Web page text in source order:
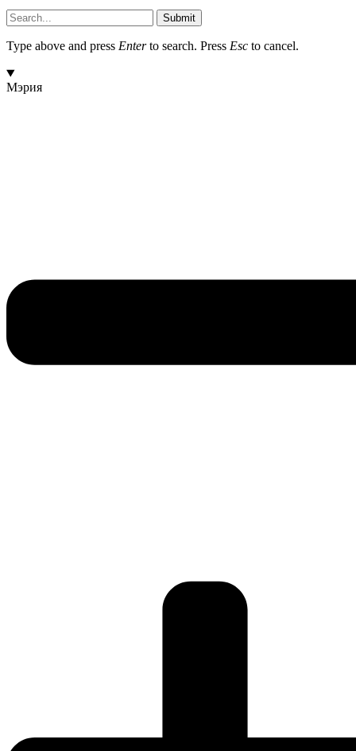
Submit
Type above and press Enterto search. Press Esc to cancel.
Мэрия